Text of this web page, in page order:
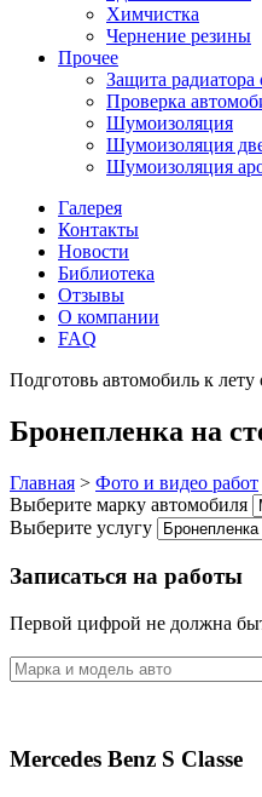
Химчистка
Чернение резины
Прочее
Защита радиатора
Проверка
Шумоизоляция
Шумоизоляция
Шумоизоляция
Галерея
Контакты
Новости
Библиотека
Отзывы
О компании
FAQ
Подготовь автомобиль к
Бронепленка на
Главная > Фото и видео работ
Выберите марку автомобиля
Выберите услугу
Записаться на работы
Первой цифрой не должна
Mercedes Benz S Classe